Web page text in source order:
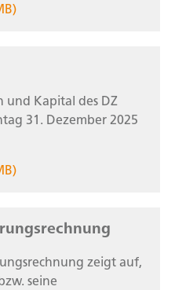
und Kapital des DZ
31. Dezember 2025
zeigt auf,
seine